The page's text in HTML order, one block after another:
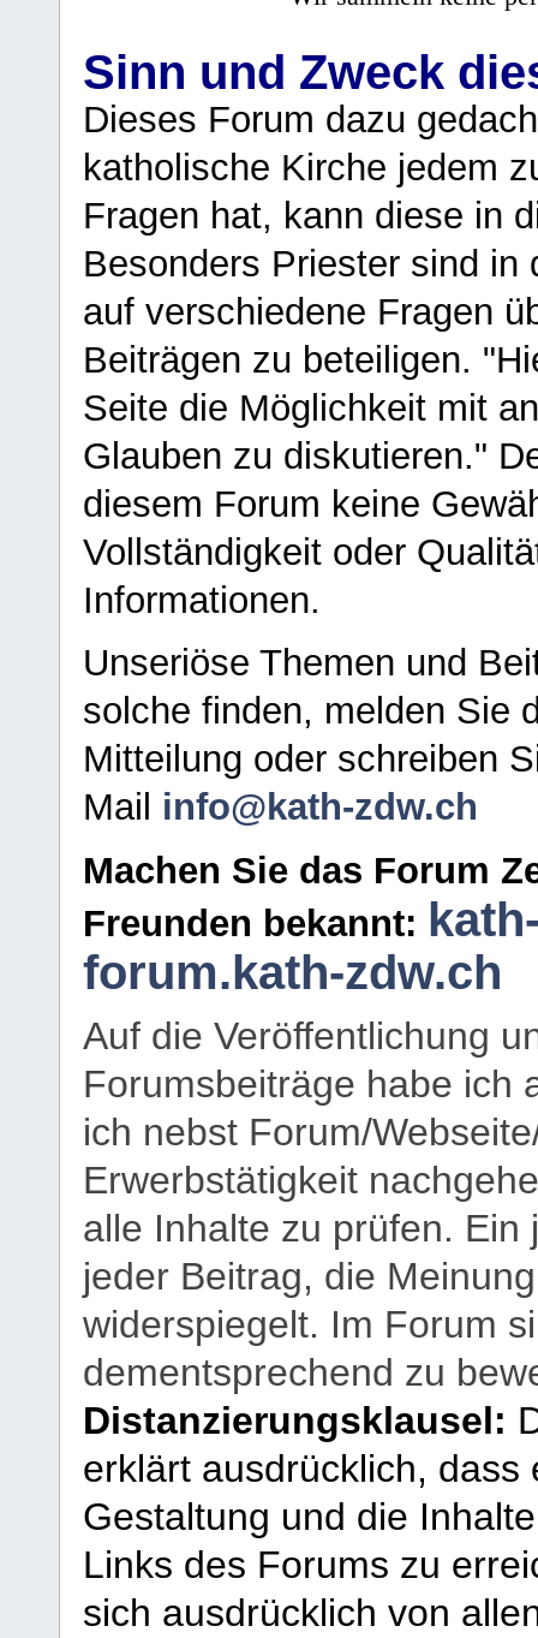
Sinn und Zweck
Dieses Forum dazu
katholische Kirche jedem
Fragen hat, kann diese in
Besonders Priester sind in
auf verschiedene Fragen
Beiträgen zu beteiligen.
Seite die Möglichkeit mit
Glauben zu diskutieren."
diesem Forum keine
Vollständigkeit oder
Informationen.
Unseriöse Themen und
solche finden, melden Sie
Mitteilung oder schreiben
Mail info@kath-zdw.ch
Machen Sie das Forum
Freunden bekannt:
forum.kath-zdw.ch
Auf die Veröffentlichung
Forumsbeiträge habe ich
ich nebst Forum/
Erwerbstätigkeit
alle Inhalte zu prüfen.
jeder Beitrag, die
widerspiegelt. Im Forum
dementsprechend zu
Distanzierungsklausel:
erklärt ausdrücklich,
Gestaltung und die
Links des Forums zu
sich ausdrücklich von